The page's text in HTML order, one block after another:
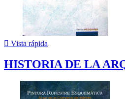
 Vista rápida
HISTORIA DE LA